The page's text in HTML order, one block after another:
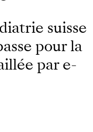
suisse
pour la
par e-